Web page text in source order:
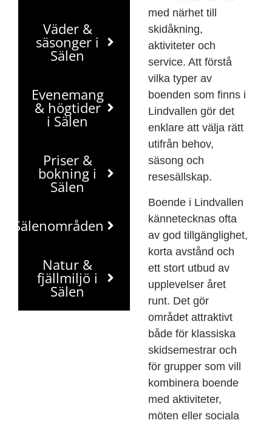
Väder &
säsonger i
Sälen
Evenemang
& högtider
i Sälen
Priser &
bokning i
Sälen
Sälenområden
Natur &
fjällmiljö i
Sälen
med närhet till
skidåkning,
aktiviteter och
service. Att förstå
vilka typer av
boenden som finns i
Lindvallen gör det
enklare att välja rätt
utifrån behov,
säsong och
resesällskap.
Boende i Lindvallen
kännetecknas ofta
av god tillgänglighet,
korta avstånd och
ett stort utbud av
upplevelser året
runt. Det gör
området attraktivt
både för klassiska
skidsemestrar och
för grupper som vill
kombinera boende
med aktiviteter,
möten eller sociala